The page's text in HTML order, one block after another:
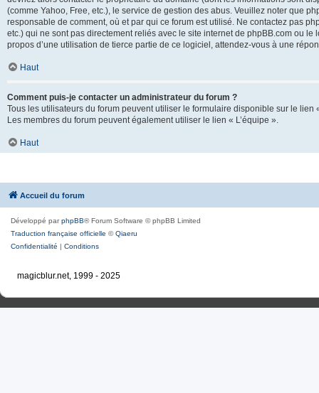
(comme Yahoo, Free, etc.), le service de gestion des abus. Veuillez noter que
responsable de comment, où et par qui ce forum est utilisé. Ne contactez pas
etc.) qui ne sont pas directement reliés avec le site internet de phpBB.com ou
propos d’une utilisation de tierce partie de ce logiciel, attendez-vous à une
Haut
Comment puis-je contacter un administrateur du forum ?
Tous les utilisateurs du forum peuvent utiliser le formulaire disponible sur le
Les membres du forum peuvent également utiliser le lien « L’équipe ».
Haut
Accueil du forum
Développé parphpBB® Forum Software © phpBB Limited
Traduction française officielle ©Qiaeru
Confidentialité | Conditions
magicblur.net, 1999 - 2025